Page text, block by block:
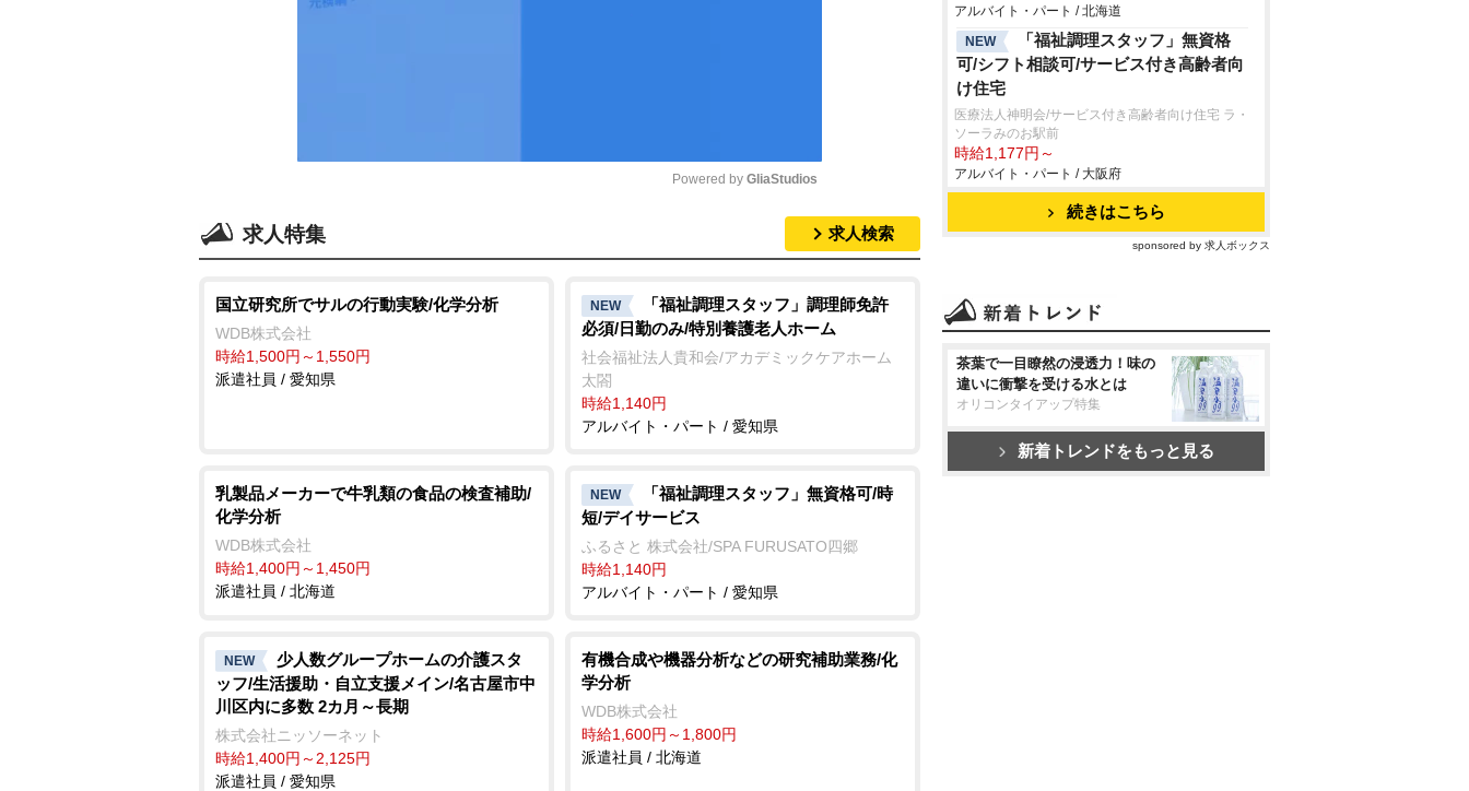
t
e
Powered by GliaStudios
求人特集 求人検索
国立研究所でサルの行動実験/化学分析
WDB株式会社
時給1,500円～1,550円
派遣社員 / 愛知県
NEW
「福祉調理スタッフ」調理師免許
必須/日勤のみ/特別養護老人ホーム
社会福祉法人貴和会/アカデミックケアホーム
太閤
時給1,140円
アルバイト・パート / 愛知県
乳製品メーカーで牛乳類の食品の検査補助/
化学分析
WDB株式会社
時給1,400円～1,450円
派遣社員 / 北海道
NEW
「福祉調理スタッフ」無資格可/時
短/デイサービス
ふるさと 株式会社/SPA FURUSATO四郷
時給1,140円
アルバイト・パート / 愛知県
NEW
少人数グループホームの介護スタ
ッフ/生活援助・自立支援メイン/名古屋市中
川区内に多数 2カ月～長期
株式会社ニッソーネット
時給1,400円～2,125円
派遣社員 / 愛知県
有機合成や機器分析などの研究補助業務/化
学分析
WDB株式会社
時給1,600円～1,800円
派遣社員 / 北海道
アルバイト・パート / 北海道
NEW
「福祉調理スタッフ」無資格
可/シフト相談可/サービス付き高齢者向
け住宅
医療法人神明会/サービス付き高齢者向け住宅 ラ・
ソーラみのお駅前
時給1,177円～
アルバイト・パート / 大阪府
続きはこちら
sponsored by 求人ボックス
茶葉で一目瞭然の浸透力！味の
違いに衝撃を受ける水とは
オリコンタイアップ特集
新着トレンドをもっと見る